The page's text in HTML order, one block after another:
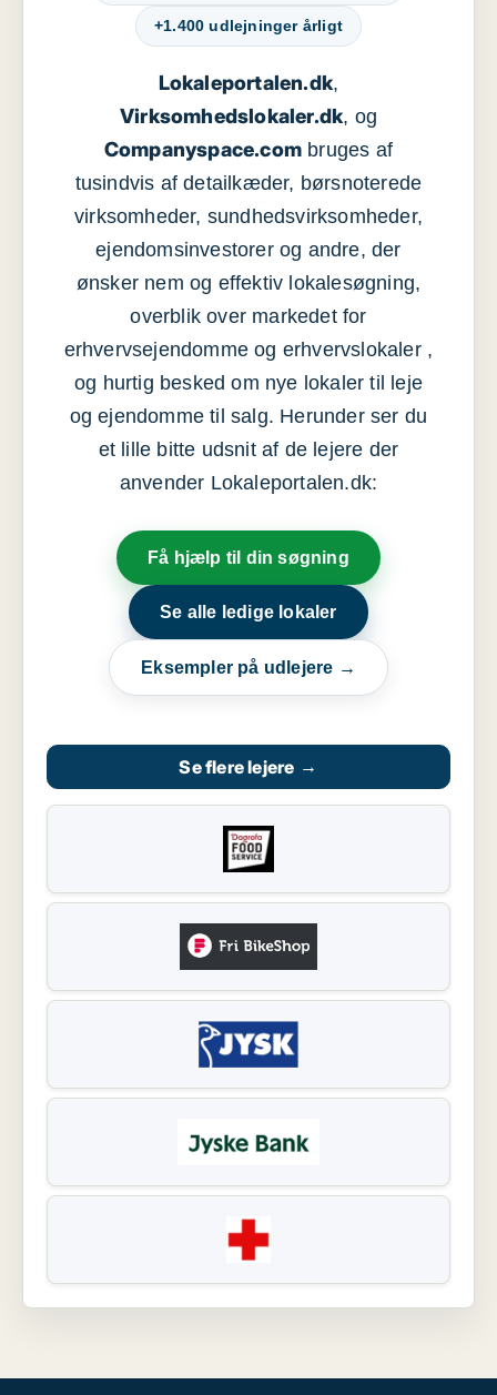
+1.400 udlejninger årligt
Lokaleportalen.dk,
Virksomhedslokaler.dk, og
Companyspace.com bruges af
tusindvis af detailkæder, børsnoterede
virksomheder, sundhedsvirksomheder,
ejendomsinvestorer og andre, der
ønsker nem og effektiv lokalesøgning,
overblik over markedet for
erhvervsejendomme og erhvervslokaler ,
og hurtig besked om nye lokaler til leje
og ejendomme til salg. Herunder ser du
et lille bitte udsnit af de lejere der
anvender Lokaleportalen.dk:
Få hjælp til din søgning
Se alle ledige lokaler
Eksempler på udlejere →
Se flere lejere →